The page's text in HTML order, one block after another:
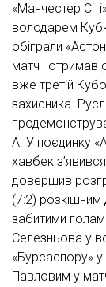
«Манчестер
володарем
обіграли
матч і отримав
вже третій
захисника.
А. У поєдинку
хавбек
довершив
(7:2) розкішним
забитими
Селезньова у
«Бурсаспору»
Павловим у